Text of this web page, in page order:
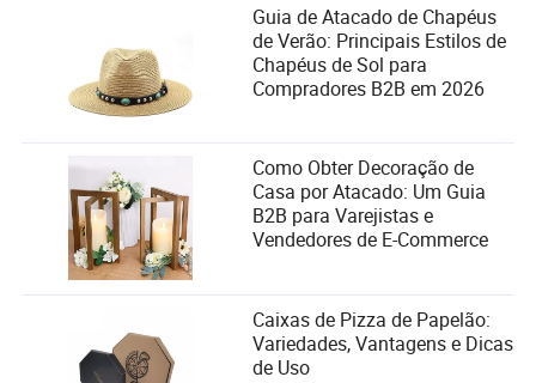
Guia de Atacado de Chapéus
de Verão: Principais Estilos de
Chapéus de Sol para
Compradores B2B em 2026
Como Obter Decoração de
Casa por Atacado: Um Guia
B2B para Varejistas e
Vendedores de E-Commerce
Caixas de Pizza de Papelão:
Variedades, Vantagens e Dicas
de Uso